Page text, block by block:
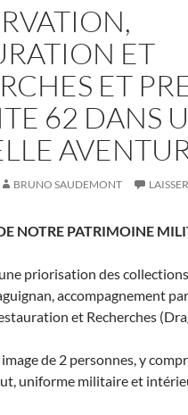
ET
ET
62 DANS
BRUNO SAUDEMONT
NOTRE PATRIMOINE
priorisation des
accompagnement
et Recherches